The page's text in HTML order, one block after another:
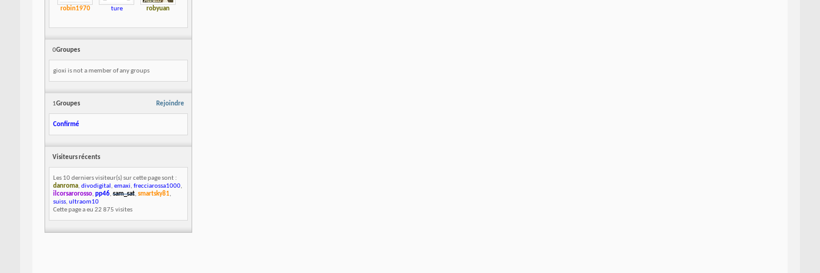
robin1970 ture robyuan
0Groupes
gioxi is not a member of any groups
Rejoindre
1Groupes
Confirmé
Visiteurs récents
Les 10 derniers visiteur(s) sur cette page sont :
danroma, divodigital , emaxi, frecciarossa1000,
ilcorsarorosso, pp46, sam_sat, smartsky81,
suiss, ultraom10
Cette page a eu 22 875 visites